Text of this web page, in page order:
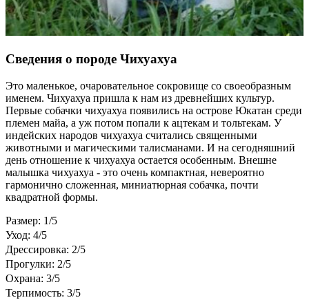
Сведения о породе Чихуахуа
Это маленькое, очаровательное сокровище со своеобразным
именем. Чихуахуа пришла к нам из древнейших культур.
Первые собачки чихуахуа появились на острове Юкатан среди
племен майа, а уж потом попали к ацтекам и тольтекам. У
индейских народов чихуахуа считались священными
животными и магическими талисманами. И на сегодняшний
день отношение к чихуахуа остается особенным. Внешне
малышка чихуахуа - это очень компактная, невероятно
гармонично сложенная, миниатюрная собачка, почти
квадратной формы.
Размер: 1/5
Уход: 4/5
Дрессировка: 2/5
Прогулки: 2/5
Охрана: 3/5
Терпимость: 3/5